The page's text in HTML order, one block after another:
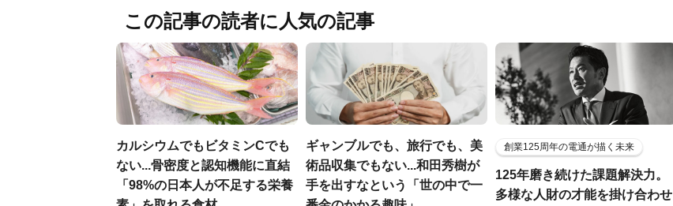
この記事の読者に人気の記事
カルシウムでもビタミンCでも
ない...骨密度と認知機能に直結
「98%の日本人が不足する栄養
ギャンブルでも、旅行でも、美
術品収集でもない...和田秀樹が
手を出すなという「世の中で一
創業125周年の電通が描く未来
125年磨き続けた課題解決力。
多様な人財の才能を掛け合わせ